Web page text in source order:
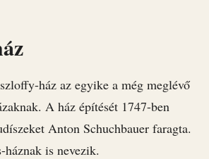
ház az egyike a még meglévő
A ház építését 1747-ben
Anton Schuchbauer faragta.
háznak is nevezik.